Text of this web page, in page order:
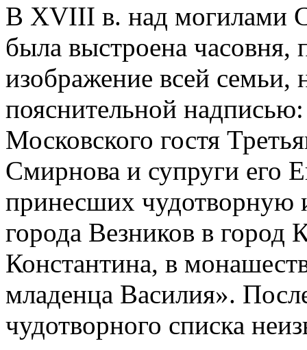
В XVIII в. над могилами
была выстроена
изображение всей
пояснительной
Московского гостя
Смирнова и супруги его
принесших чудотворную
города Везников в город
Константина, в
младенца Василия».
чудотворного списка